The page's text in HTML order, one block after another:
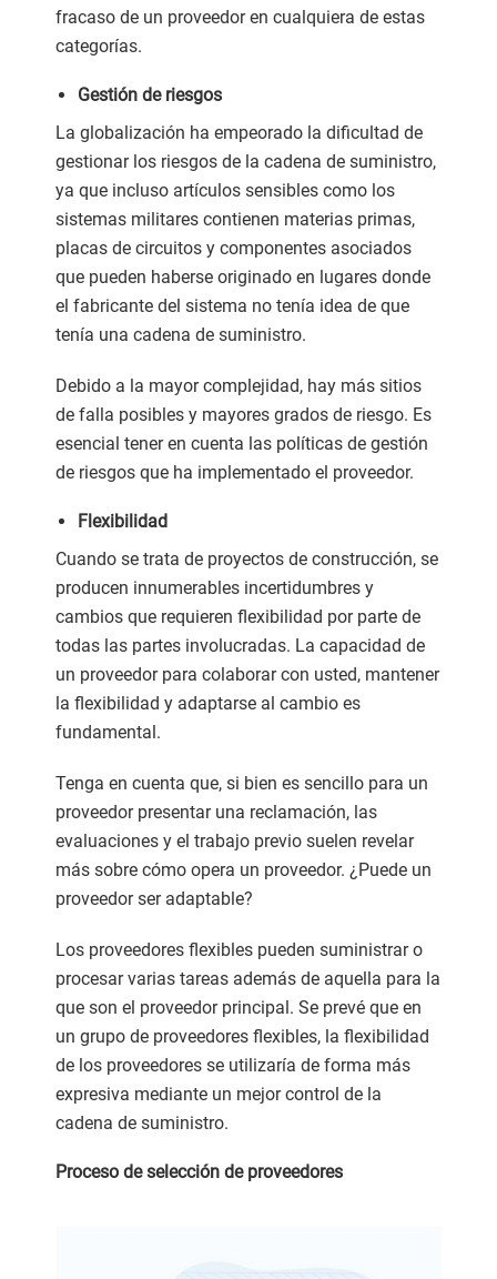
fracaso de un proveedor en cualquiera de estas
categorías.
Gestión de riesgos
La globalización ha empeorado la dificultad de
gestionar los riesgos de la cadena de suministro,
ya que incluso artículos sensibles como los
sistemas militares contienen materias primas,
placas de circuitos y componentes asociados
que pueden haberse originado en lugares donde
el fabricante del sistema no tenía idea de que
tenía una cadena de suministro.
Debido a la mayor complejidad, hay más sitios
de falla posibles y mayores grados de riesgo. Es
esencial tener en cuenta las políticas de gestión
de riesgos que ha implementado el proveedor.
Flexibilidad
Cuando se trata de proyectos de construcción, se
producen innumerables incertidumbres y
cambios que requieren flexibilidad por parte de
todas las partes involucradas. La capacidad de
un proveedor para colaborar con usted, mantener
la flexibilidad y adaptarse al cambio es
fundamental.
Tenga en cuenta que, si bien es sencillo para un
proveedor presentar una reclamación, las
evaluaciones y el trabajo previo suelen revelar
más sobre cómo opera un proveedor. ¿Puede un
proveedor ser adaptable?
Los proveedores flexibles pueden suministrar o
procesar varias tareas además de aquella para la
que son el proveedor principal. Se prevé que en
un grupo de proveedores flexibles, la flexibilidad
de los proveedores se utilizaría de forma más
expresiva mediante un mejor control de la
cadena de suministro.
Proceso de selección de proveedores